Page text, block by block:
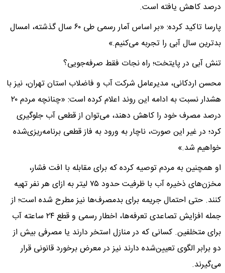
درصد کاهش یافته است.
پارسا تاکید کرده: «بر اساس آمار رسمی طی ۶۰ سال گذشته، امسال
بدترین سال آبی را تجربه می‌کنیم.»
تنش آبی در پایتخت؛ راه نجات فقط صرفه‌جویی؟
محسن اردکانی، مدیرعامل شرکت آب و فاضلاب استان تهران، نیز با
هشدار نسبت به ادامه این روند اعلام کرده است: «چنانچه مردم ۲۰
درصد مصرف خود را کاهش دهند، می‌توان از قطعی آب جلوگیری
کرد؛ در غیر این صورت، ناچار به ورود به فاز قطعی برنامه‌ریزی‌شده
خواهیم شد.»
او همچنین به مردم توصیه کرده که برای مقابله با افت فشار،
مخزن‌های ذخیره آب با ظرفیت حدود ۷۵ لیتر به ازای هر نفر تهیه
کنند. حتی احتمال جریمه برای بدمصرف‌ها نیز مطرح شده است؛ از
جمله افزایش تصاعدی تعرفه‌ها، اخطار رسمی و قطع ۲۴ ساعته آب
برای متخلفین. کسانی که در منازل استخر دارند یا مصرفی بیش از
دو برابر الگوی تعیین‌شده دارند نیز در معرض برخورد قانونی قرار
می‌گیرند.